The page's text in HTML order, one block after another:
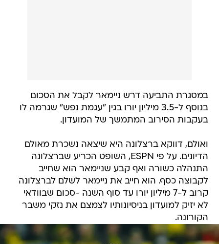
במסגרת התביעה דרש ניימאר לקבל את הסכום
בנוסף ל-3.5 מיליון יורו בגין "עגמת נפש" שגרמה לו
בעקבות הסירוב המתמשך של המועדון.
ואולם, דווקא ברצלונה היא שיצאה נשכרת מאולם
הדיונים. על פי ESPN, השופט הכריע שברצלונה
התנהלה כשורה ואף קבע שניימאר הוא שחייב
לקבוצה כסף. הוא חייב את ניימאר לשלם לברצלונה
קרוב ל-7 מיליון יורו עד סוף השנה -סכום שבוודאי
לא יזיק למועדון בניסיונותיו לצמצם את נזקי משבר
הקורונה.